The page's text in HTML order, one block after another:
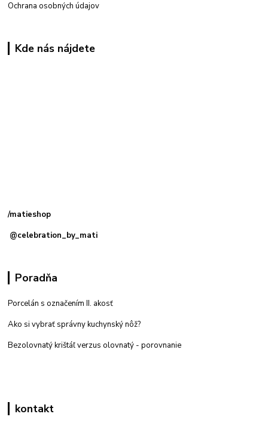
Ochrana osobných údajov
Kde nás nájdete
/matieshop
@celebration_by_mati
Poradňa
Porcelán s označením II. akosť
Ako si vybrať správny kuchynský nôž?
Bezolovnatý krištáľ verzus olovnatý - porovnanie
kontakt